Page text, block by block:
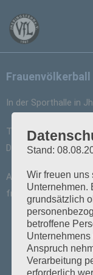
Frauenvölkerball
In der Sporthalle in
Training:
Dienstag 20:00 bis
Ansprechpartner:
VFL
Jheringsfehn
Stand:
Wir freuen uns
Unternehmen.
grundsätzlich
betroffene
Anspruch
Verarbeitung
erforderlich